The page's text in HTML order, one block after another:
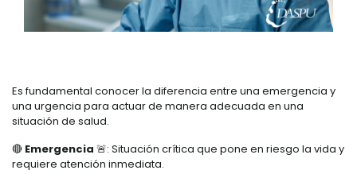
Es fundamental conocer la diferencia entre una emergencia y
una urgencia para actuar de manera adecuada en una
situación de salud.
🔴 Emergencia 🚨: Situación crítica que pone en riesgo la vida y
requiere atención inmediata.